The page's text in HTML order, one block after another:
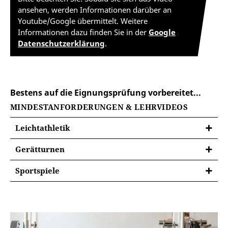
ansehen, werden Informationen darüber an
Youtube/Google übermittelt. Weitere
Informationen dazu finden Sie in der Google
Datenschutzerklärung.
Bestens auf die Eignungsprüfung vorbereitet...
MINDESTANFORDERUNGEN & LEHRVIDEOS
Leichtathletik
Gerätturnen
Aktion
anschließend besteht die Wahl zwischen:
Sportspiele
Abwehr nachzu­weisen.